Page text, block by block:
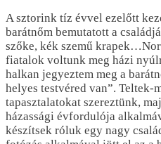
A sztorink tíz évvel ezelőtt
barátnőm bemutatott a
szőke, kék szemű
fiatalok voltunk meg házi
halkan jegyeztem meg a
helyes testvéred van”. Teltek-
tapasztalatokat szereztünk,
házassági évfordulója
készítsek róluk egy nagy